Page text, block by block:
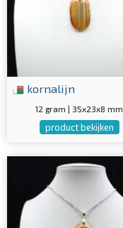
kornalijn
12 gram | 35x23x8 mm
product bekijken